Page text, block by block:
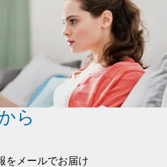
ら
をメールでお届け